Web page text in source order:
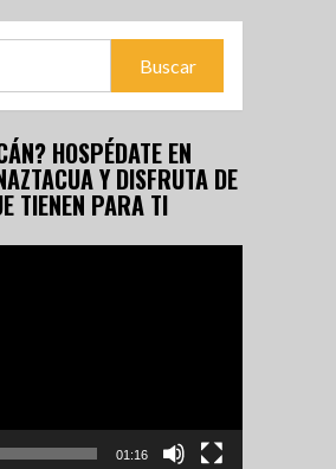
HOSPÉDATE EN
Y DISFRUTA DE
TIENEN PARA TI
01:16